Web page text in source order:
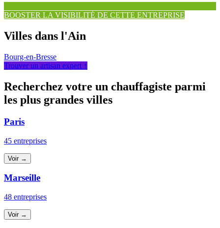
BOOSTER LA VISIBILITÉ DE CETTE ENTREPRISE
Villes dans l'Ain
Bourg-en-Bresse
Trouver un artisan expert ↑
Recherchez votre un chauffagiste parmi
les plus grandes villes
Paris
45 entreprises
Voir →
Marseille
48 entreprises
Voir →